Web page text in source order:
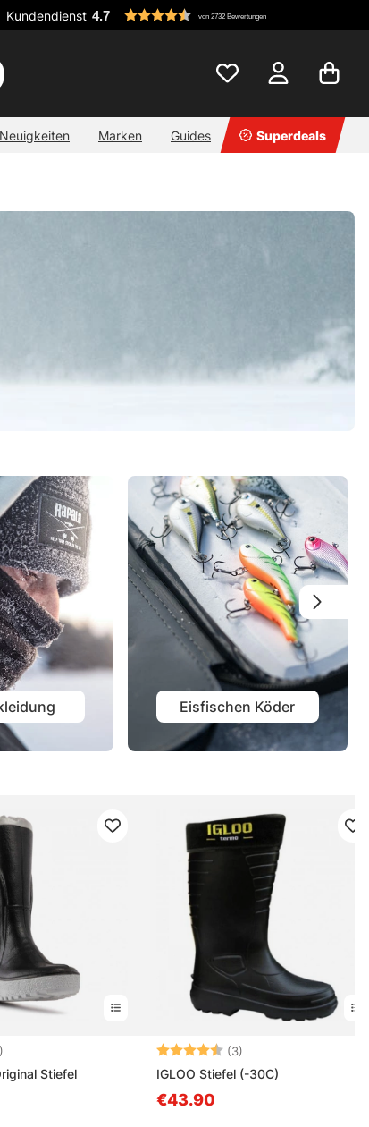
Kundendienst 4.7 von 2732 Bewertungen
Neuigkeiten Marken Guides Superdeals
Eisfischen Köder
Stiefel
Bewertung: (3)
IGLOO Stiefel (-30C)
€43.90